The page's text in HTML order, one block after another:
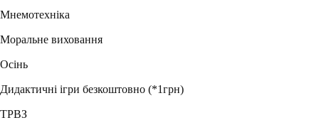
Мнемотехніка
Моральне виховання
Осінь
Дидактичні ігри безкоштовно (*1грн)
ТРВЗ